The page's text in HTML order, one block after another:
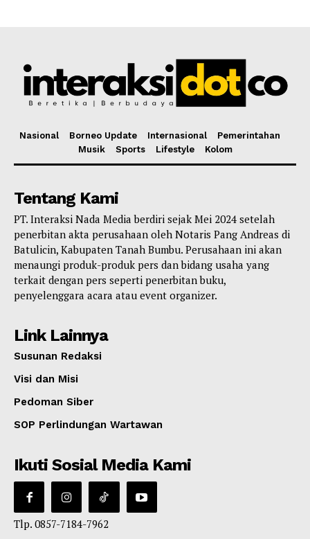
Nasional Borneo Update Internasional
Pemerintahan
Musik
Sports Lifestyle Kolom
Tentang Kami
PT. Interaksi Nada Media berdiri sejak Mei 2024 setelah
penerbitan akta perusahaan oleh Notaris Pang Andreas di
Batulicin, Kabupaten Tanah Bumbu. Perusahaan ini akan
menaungi produk-produk pers dan bidang usaha yang
terkait dengan pers seperti penerbitan buku,
penyelenggara acara atau event organizer.
Link Lainnya
Susunan Redaksi
Visi dan Misi
Pedoman Siber
SOP Perlindungan Wartawan
Ikuti Sosial Media Kami
Tlp. 0857-7184-7962